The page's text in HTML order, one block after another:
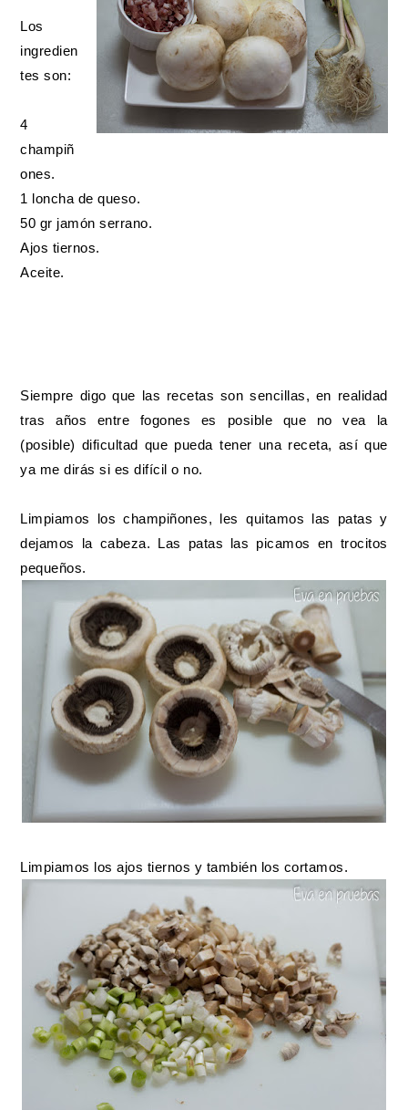
Los
ingredien
tes son:
4
champiñ
ones.
1 loncha de queso.
50 gr jamón serrano.
Ajos tiernos.
Aceite.
Siempre digo que las recetas son sencillas, en realidad
tras años entre fogones es posible que no vea la
(posible) dificultad que pueda tener una receta, así que
ya me dirás si es difícil o no.
Limpiamos los champiñones, les quitamos las patas y
dejamos la cabeza. Las patas las picamos en trocitos
pequeños.
Limpiamos los ajos tiernos y también los cortamos.